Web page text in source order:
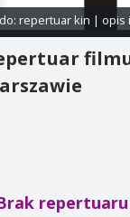
repertuar kin | opis
repertuaru